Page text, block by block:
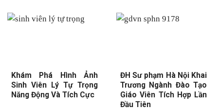
Khám Phá Hình Ảnh
Sinh Viên Lý Tự Trọng
Năng Động Và Tích Cực
ĐH Sư phạm Hà Nội Khai
Trương Ngành Đào Tạo
Giáo Viên Tích Hợp Lần
Đầu Tiên